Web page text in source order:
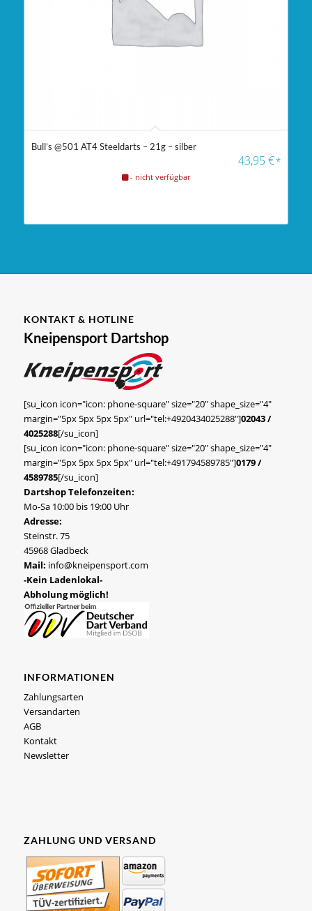
Bull’s @501 AT4 Steeldarts – 21g – silber
43,95€*
- nicht verfügbar
KONTAKT & HOTLINE
Kneipensport Dartshop
[su_icon icon="icon: phone-square" size="20" shape_size="4"
margin="5px 5px 5px 5px" url="tel:+4920434025288"]02043 /
4025288[/su_icon]
[su_icon icon="icon: phone-square" size="20" shape_size="4"
margin="5px 5px 5px 5px" url="tel:+491794589785"]0179 /
4589785[/su_icon]
Dartshop Telefonzeiten:
Mo-Sa 10:00 bis 19:00 Uhr
Adresse:
Steinstr. 75
45968 Gladbeck
Mail: info@kneipensport.com
-Kein Ladenlokal-
Abholung möglich!
INFORMATIONEN
Zahlungsarten
Versandarten
AGB
Kontakt
Newsletter
ZAHLUNG UND VERSAND